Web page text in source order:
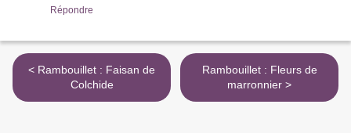
Répondre
< Rambouillet : Faisan de
Colchide
Rambouillet : Fleurs de
marronnier >